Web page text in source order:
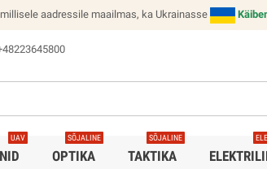
aadressile maailmas, ka Ukrainasse
UAV
OPTIKA
SÕJALINE
TAKTIKA
SÕJALINE